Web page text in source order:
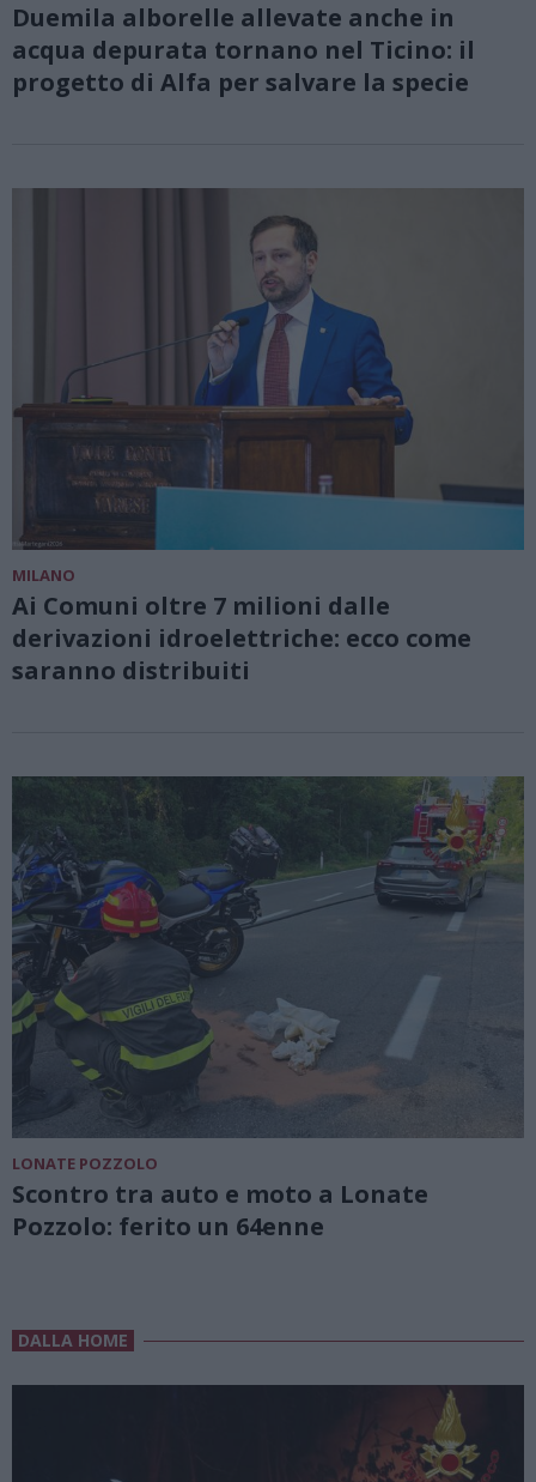
Duemila alborelle allevate anche in
acqua depurata tornano nel Ticino: il
progetto di Alfa per salvare la specie
MILANO
Ai Comuni oltre 7 milioni dalle
derivazioni idroelettriche: ecco come
saranno distribuiti
LONATE POZZOLO
Scontro tra auto e moto a Lonate
Pozzolo: ferito un 64enne
DALLA HOME